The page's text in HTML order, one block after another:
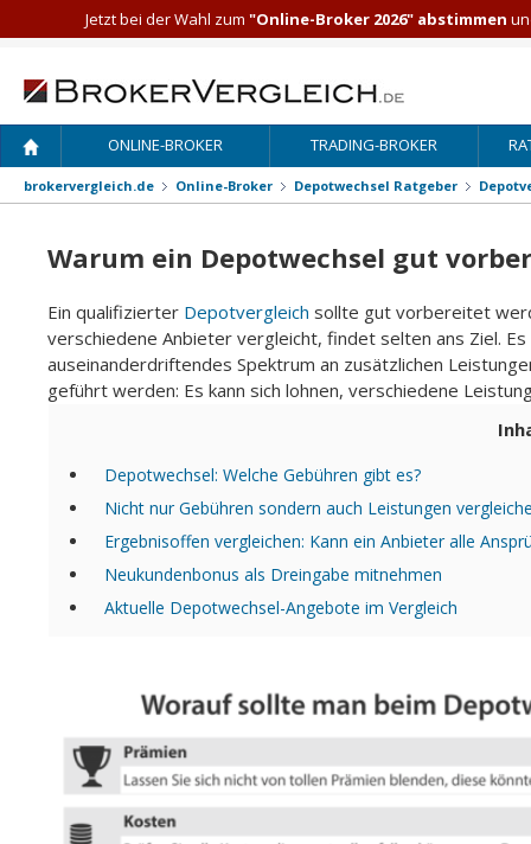
ONLINE-BROKER TRADING-BROKER
brokervergleich.de Online-Broker Depotwechsel Ratgeber
Warum ein Depotwechsel gut
Ein qualifizierter Depotvergleich sollte gut vorbereitet
verschiedene Anbieter vergleicht, findet selten ans Ziel.
auseinanderdriftendes Spektrum an zusätzlichen
geführt werden: Es kann sich lohnen, verschiedene
Depotwechsel: Welche Gebühren gibt es?
Nicht nur Gebühren sondern auch Leistungen
Ergebnisoffen vergleichen: Kann ein Anbieter alle
Neukundenbonus als Dreingabe mitnehmen
Aktuelle Depotwechsel-Angebote im Vergleich
Jetzt bei der Wahl zum "Online-Broker 2026" abstimmen